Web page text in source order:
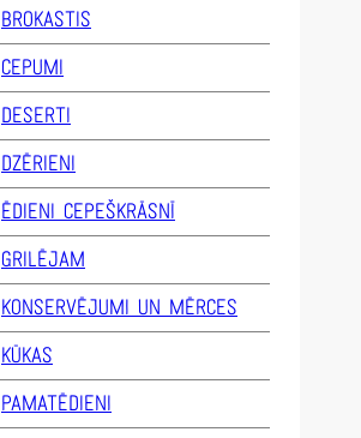
BROKASTIS
CEPUMI
DESERTI
DZĒRIENI
ĒDIENI CEPEŠKRĀSNĪ
GRILĒJAM
KONSERVĒJUMI UN MĒRCES
KŪKAS
PAMATĒDIENI